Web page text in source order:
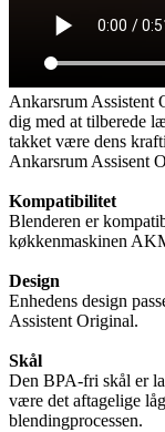
Ankarsrum
dig med at tilberede
takket være dens
Ankarsrum Assisent
Kompatibilitet
Blenderen er
køkkenmaskinen
Design
Enhedens design
Assistent Original.
Skål
Den BPA-fri skål er
være det aftagelige
blendingprocessen.